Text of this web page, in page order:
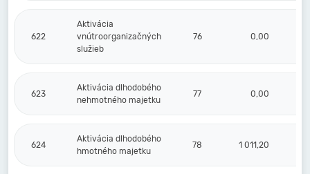
622
Aktivácia
vnútroorganizačných
služieb
76 0,00
623
Aktivácia dlhodobého
nehmotného majetku
77 0,00
624
Aktivácia dlhodobého
hmotného majetku
78 1 011,20